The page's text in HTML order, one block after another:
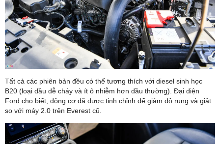
Tất cả các phiên bản đều có thể tương thích với diesel sinh học
B20 (loại dầu dễ cháy và ít ô nhiễm hơn dầu thường). Đại diện
Ford cho biết, động cơ đã được tinh chỉnh để giảm độ rung và giật
so với máy 2.0 trên Everest cũ.